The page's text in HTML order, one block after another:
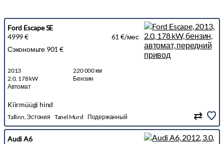
Ford Escape SE
4999 €
61 €/мес
Сэкономьте 901 €
2013
220 000 км
2.0, 178 kW
Бензин
Автомат
Kiirmüügi hind
Tallinn, Эстония Tanel Murd Подержанный
Audi A6